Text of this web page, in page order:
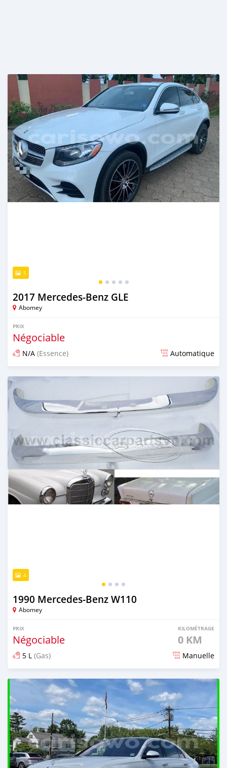
5
2017 Mercedes-Benz GLE
Abomey
PRIX
Négociable
N/A (Essence) Automatique
Publié il y a plus d'un an
4
1990 Mercedes-Benz W110
Abomey
PRIX
Négociable
KILOMÉTRAGE
0 KM
5 L (Gas) Manuelle
Publié il y a plus d'un an